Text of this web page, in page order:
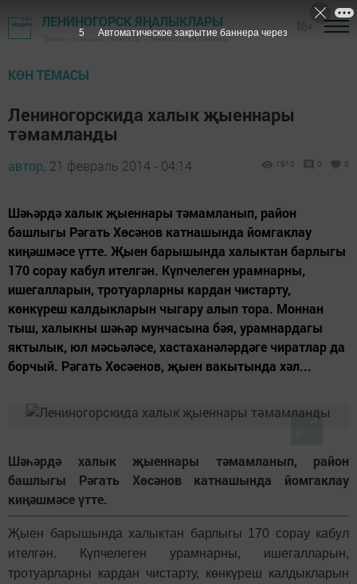
ЛЕНИНОГОРСК ЯҢАЛЫКЛАРЫ
"Заман сулышы" газетасы - Лениногорск районы
КӨН ТЕМАСЫ
Лениногорскида халык җыеннары
тәмамланды
автор, 21 февраль 2014 - 04:14 1910 0 0
Шәһәрдә халык җыеннары тәмамланып, район
башлыгы Рәгать Хөсәнов катнашында йомгаклау
киңәшмәсе үтте. Җыен барышында халыктан барлыгы
170 сорау кабул ителгән. Күпчелеген урамнарны,
ишегалларын, тротуарларны кардан чистарту,
көнкүреш калдыкларын чыгару алып тора. Моннан
тыш, халыкны шәһәр мунчасына бәя, урамнардагы
яктылык, юл мәсьәләсе, хастаханәләрдәге чиратлар да
борчый. Рәгать Хөсәенов, җыен вакытында хәл...
Шәһәрдә халык җыеннары тәмамланып, район
башлыгы Рәгать Хөсәнов катнашында йомгаклау
киңәшмәсе үтте.
Җыен барышында халыктан барлыгы 170 сорау кабул
ителгән. Күпчелеген урамнарны, ишегалларын,
тротуарларны кардан чистарту, көнкүреш калдыкларын
4 Автоматическое закрытие баннера через